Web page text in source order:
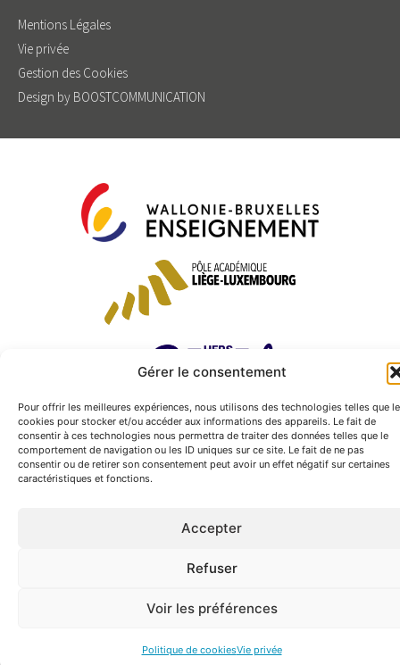
Gérer le consentement
Pour offrir les meilleures expériences, nous utilisons des technologies telles que
cookies pour stocker et/ou accéder aux informations des appareils. Le fait de
consentir à ces technologies nous permettra de traiter des données telles que le
comportement de navigation ou les ID uniques sur ce site. Le fait de ne pas
consentir ou de retirer son consentement peut avoir un effet négatif sur certaines
caractéristiques et fonctions.
Accepter
Refuser
Voir les préférences
Politique de cookiesVie privée
Mentions Légales
Vie privée
Gestion des Cookies
Design by BOOSTCOMMUNICATION